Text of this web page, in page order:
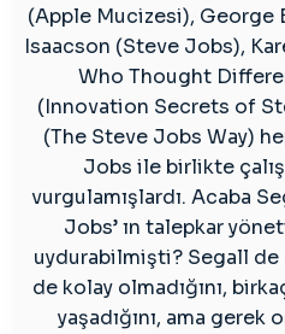
(Apple Mucizesi), George
Isaacson (Steve Jobs),
Who Thought
(Innovation Secrets of
(The Steve Jobs Way)
Jobs ile birlikte
vurgulamışlardı. Acaba
Jobs’ ın talepkar
uydurabilmişti? Segall de
de kolay olmadığını,
yaşadığını, ama